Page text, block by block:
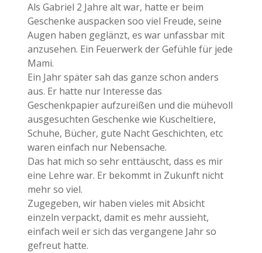
Als Gabriel 2 Jahre alt war, hatte er beim
Geschenke auspacken soo viel Freude, seine
Augen haben geglänzt, es war unfassbar mit
anzusehen. Ein Feuerwerk der Gefühle für jede
Mami.
Ein Jahr später sah das ganze schon anders
aus. Er hatte nur Interesse das
Geschenkpapier aufzureißen und die mühevoll
ausgesuchten Geschenke wie Kuscheltiere,
Schuhe, Bücher, gute Nacht Geschichten, etc
waren einfach nur Nebensache.
Das hat mich so sehr enttäuscht, dass es mir
eine Lehre war. Er bekommt in Zukunft nicht
mehr so viel.
Zugegeben, wir haben vieles mit Absicht
einzeln verpackt, damit es mehr aussieht,
einfach weil er sich das vergangene Jahr so
gefreut hatte.